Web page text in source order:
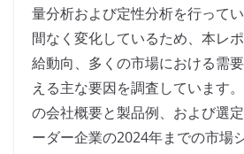
量分析および定性分析を行って
間なく変化しているため、本レ
給動向、多くの市場における需
える主な要因を調査しています
の会社概要と製品例、および選
ーダー企業の2024年までの市場